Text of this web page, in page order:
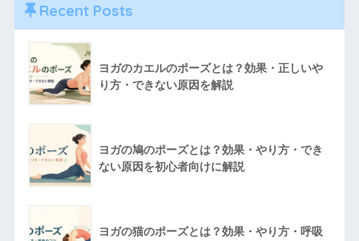
Recent Posts
ヨガのカエルのポーズとは？効果・正しいや
り方・できない原因を解説
ヨガの鳩のポーズとは？効果・やり方・でき
ない原因を初心者向けに解説
ヨガの猫のポーズとは？効果・やり方・呼吸